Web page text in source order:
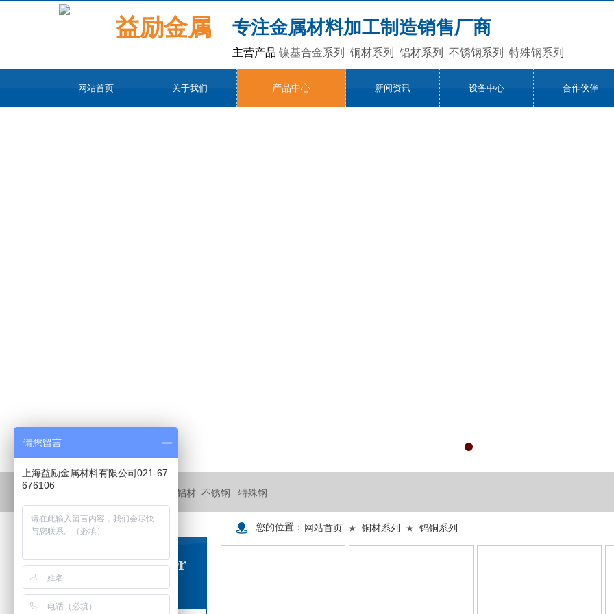
益励金属 专注金属材料加工制造销售厂商
主营产品 镍基合金系列 铜材系列 铝材系列 不锈钢系列 特殊钢系列
网站首页 关于我们 产品中心 新闻资讯 设备中心 合作伙伴
铝材 不锈钢 特殊钢
您的位置： 网站首页 ★ 铜材系列 ★ 钨铜系列
Product Center
金属材料中心
请您留言
上海益励金属材料有限公司021-67
676106